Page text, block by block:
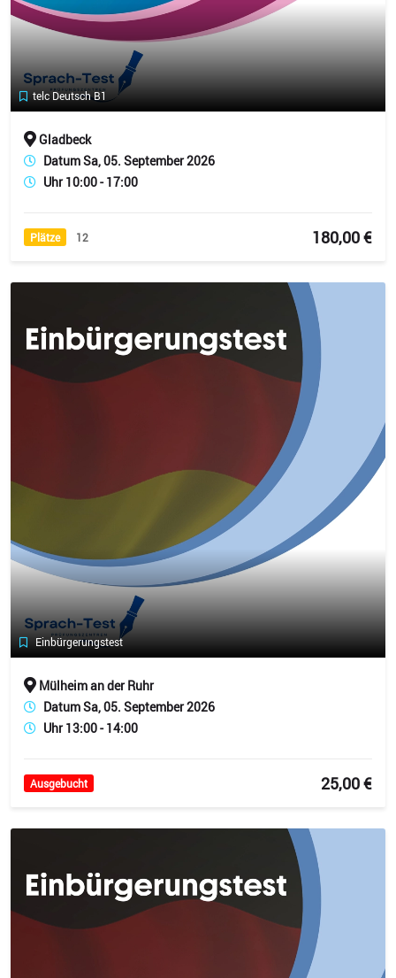
telc Deutsch B1
Gladbeck
Datum Sa, 05. September 2026
Uhr 10:00 - 17:00
Plätze 12 180,00 €
Einbürgerungstest
Mülheim an der Ruhr
Datum Sa, 05. September 2026
Uhr 13:00 - 14:00
Ausgebucht 25,00 €